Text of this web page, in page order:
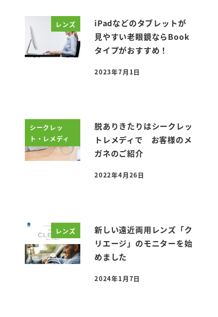
レンズ
iPadなどのタブレットが
見やすい老眼鏡ならBook
タイプがおすすめ！
投稿日
2023年7月1日
シークレッ
ト・レメディ
脱ありきたりはシークレッ
トレメディで お客様のメ
ガネのご紹介
投稿日
2022年4月26日
レンズ
新しい遠近両用レンズ「ク
リエージ」のモニターを始
めました
投稿日
2024年1月7日